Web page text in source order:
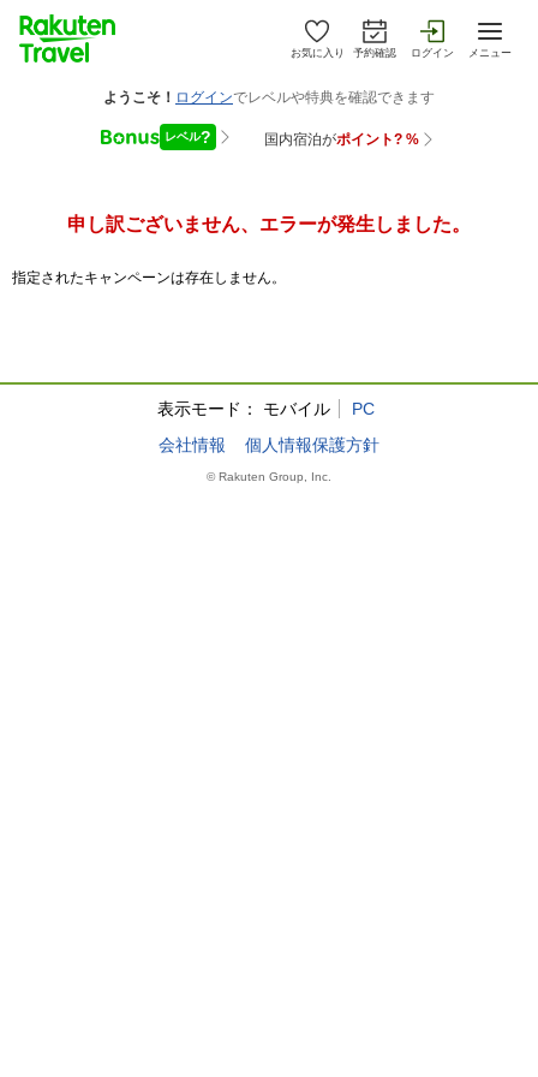
お気に入り 予約確認 ログイン メニュー
申し訳ございません、エラーが発生しました。
指定されたキャンペーンは存在しません。
表示モード： モバイル
PC
会社情報
個人情報保護方針
© Rakuten Group, Inc.